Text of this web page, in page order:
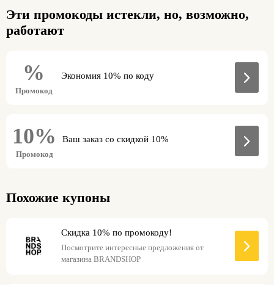
Эти промокоды истекли, но, возможно,
работают
%
Промокод
Экономия 10% по коду
10%
Промокод
Ваш заказ со скидкой 10%
Похожие купоны
Скидка 10% по промокоду!
Посмотрите интересные предложения от
магазина BRANDSHOP